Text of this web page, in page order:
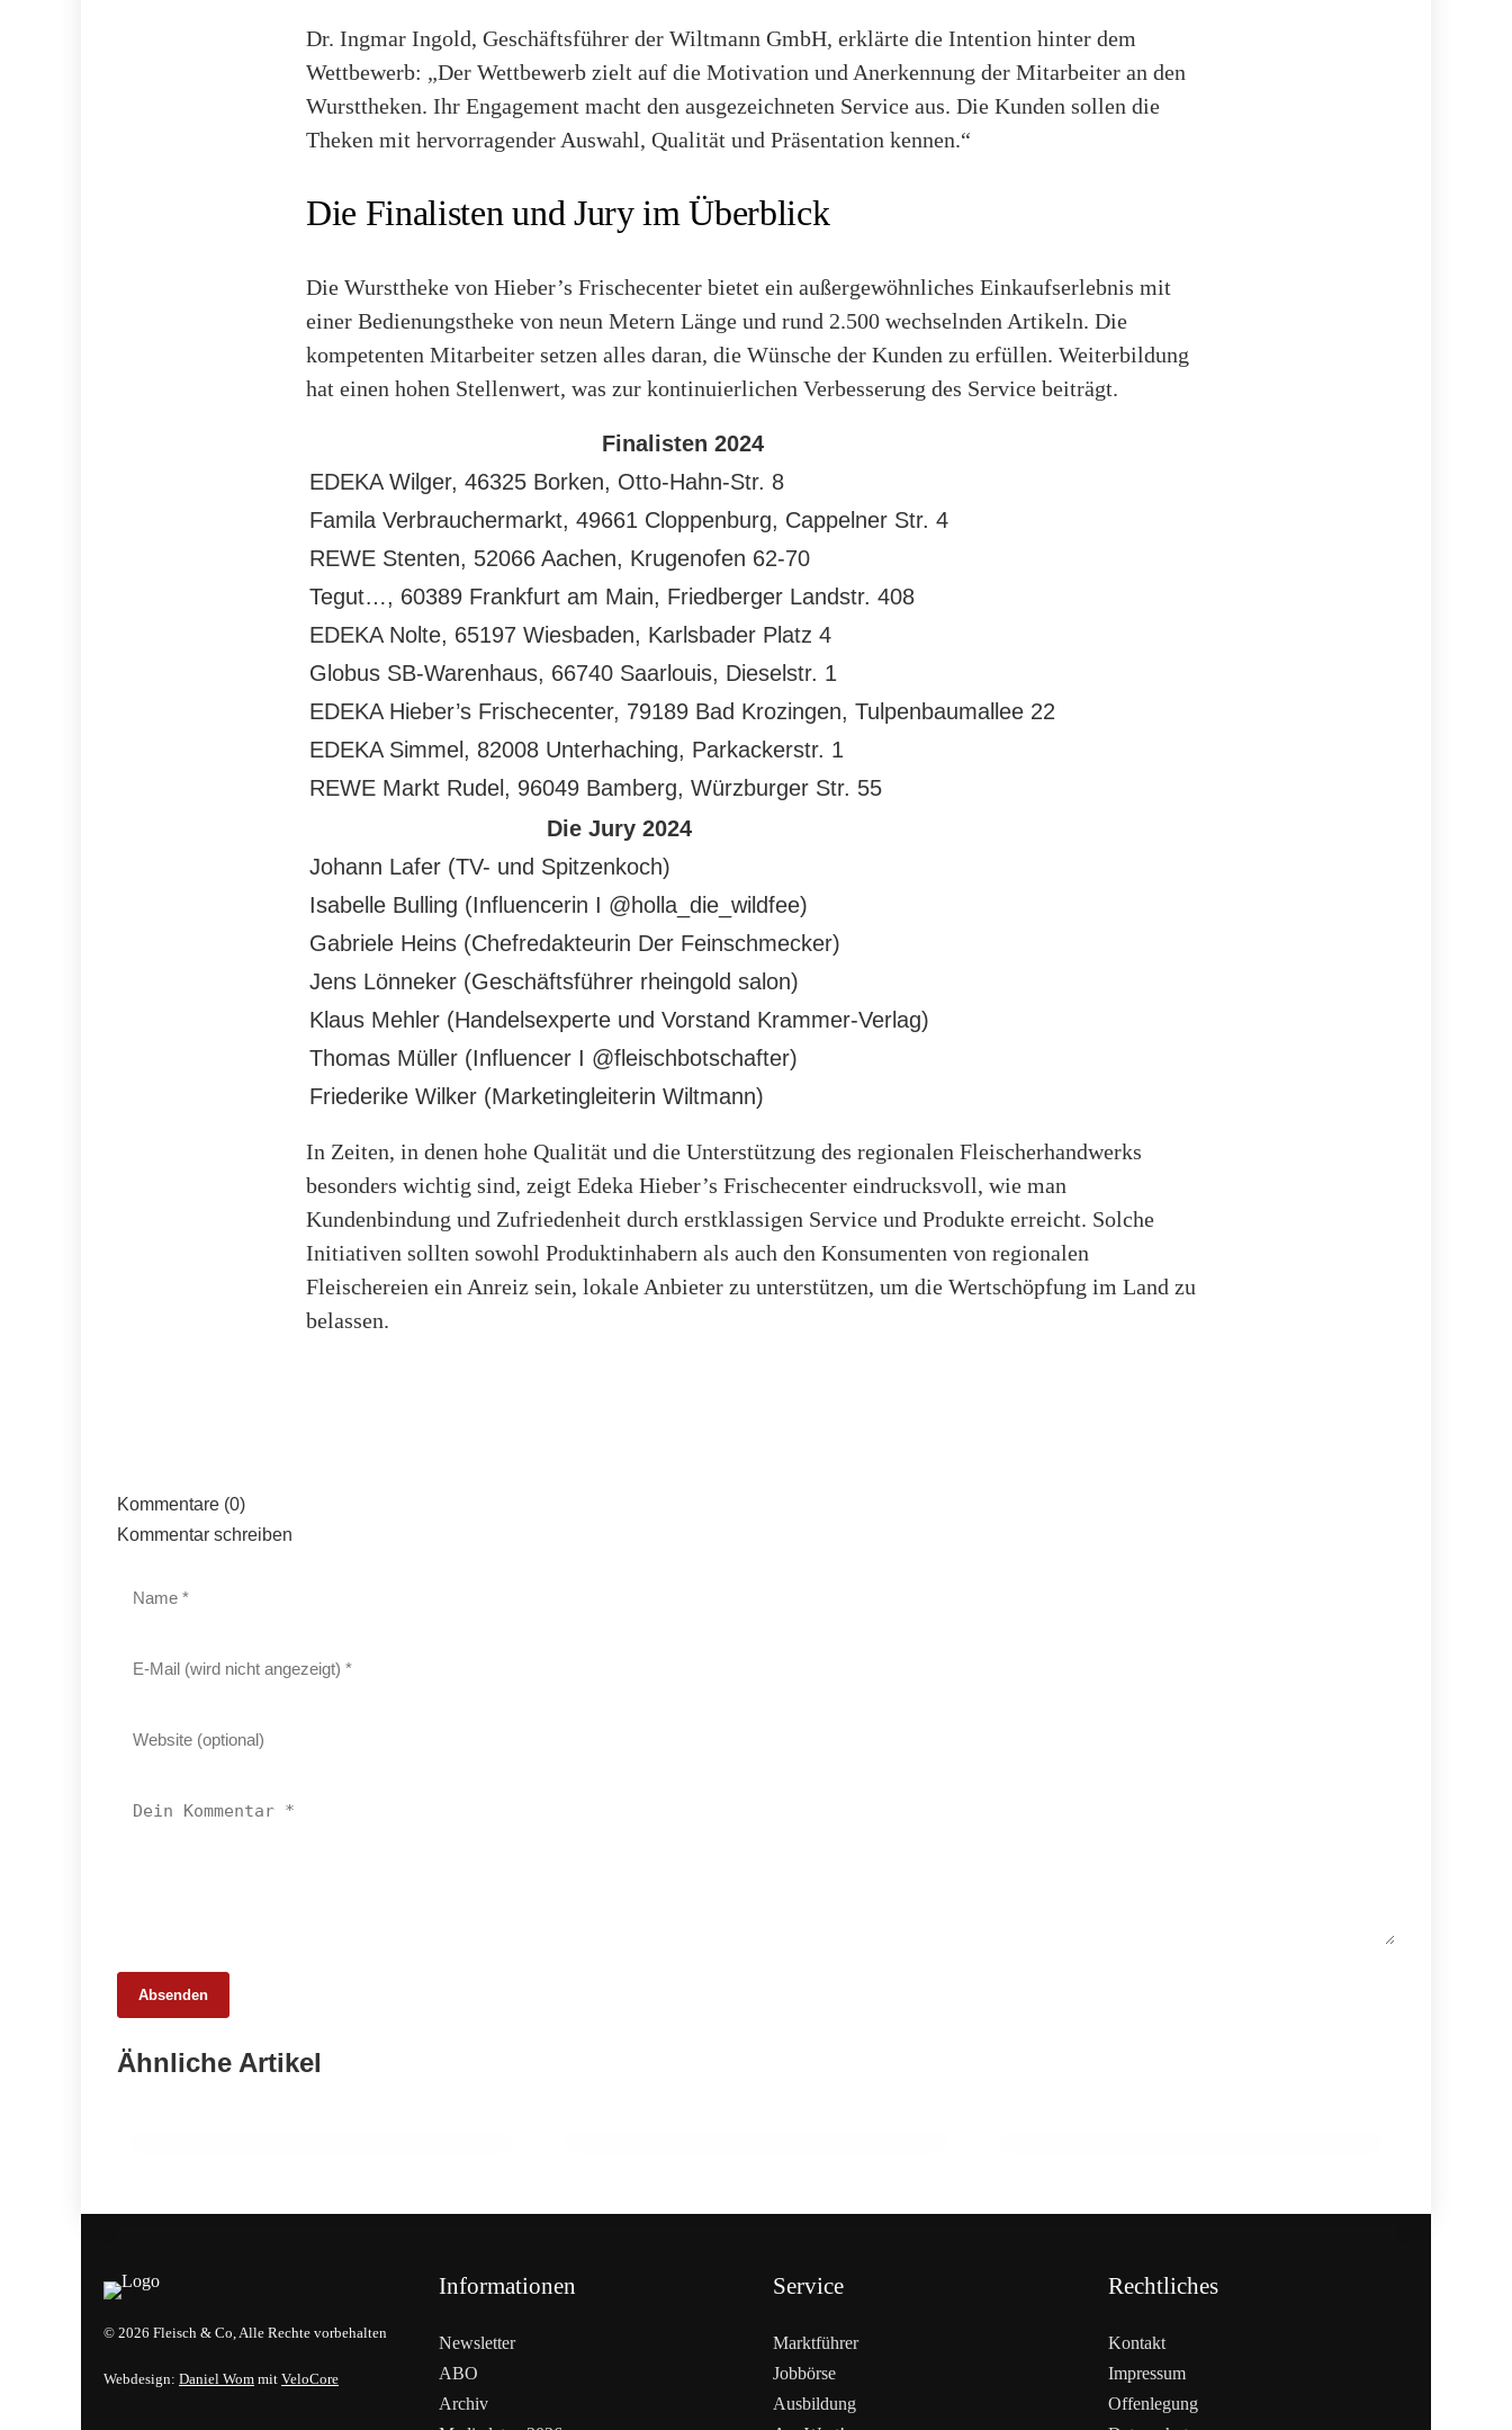
Dr. Ingmar Ingold, Geschäftsführer der Wiltmann GmbH, erklärte die Intention hinter dem
Wettbewerb: „Der Wettbewerb zielt auf die Motivation und Anerkennung der Mitarbeiter an den
Wursttheken. Ihr Engagement macht den ausgezeichneten Service aus. Die Kunden sollen die
Theken mit hervorragender Auswahl, Qualität und Präsentation kennen.“
Die Finalisten und Jury im Überblick
Die Wursttheke von Hieber’s Frischecenter bietet ein außergewöhnliches Einkaufserlebnis mit
einer Bedienungstheke von neun Metern Länge und rund 2.500 wechselnden Artikeln. Die
kompetenten Mitarbeiter setzen alles daran, die Wünsche der Kunden zu erfüllen. Weiterbildung
hat einen hohen Stellenwert, was zur kontinuierlichen Verbesserung des Service beiträgt.
Finalisten 2024
EDEKA Wilger, 46325 Borken, Otto-Hahn-Str. 8
Famila Verbrauchermarkt, 49661 Cloppenburg, Cappelner Str. 4
REWE Stenten, 52066 Aachen, Krugenofen 62-70
Tegut…, 60389 Frankfurt am Main, Friedberger Landstr. 408
EDEKA Nolte, 65197 Wiesbaden, Karlsbader Platz 4
Globus SB-Warenhaus, 66740 Saarlouis, Dieselstr. 1
EDEKA Hieber’s Frischecenter, 79189 Bad Krozingen, Tulpenbaumallee 22
EDEKA Simmel, 82008 Unterhaching, Parkackerstr. 1
REWE Markt Rudel, 96049 Bamberg, Würzburger Str. 55
Die Jury 2024
Johann Lafer (TV- und Spitzenkoch)
Isabelle Bulling (Influencerin I @holla_die_wildfee)
Gabriele Heins (Chefredakteurin Der Feinschmecker)
Jens Lönneker (Geschäftsführer rheingold salon)
Klaus Mehler (Handelsexperte und Vorstand Krammer-Verlag)
Thomas Müller (Influencer I @fleischbotschafter)
Friederike Wilker (Marketingleiterin Wiltmann)
In Zeiten, in denen hohe Qualität und die Unterstützung des regionalen Fleischerhandwerks
besonders wichtig sind, zeigt Edeka Hieber’s Frischecenter eindrucksvoll, wie man
Kundenbindung und Zufriedenheit durch erstklassigen Service und Produkte erreicht. Solche
Initiativen sollten sowohl Produktinhabern als auch den Konsumenten von regionalen
Fleischereien ein Anreiz sein, lokale Anbieter zu unterstützen, um die Wertschöpfung im Land zu
belassen.
Kommentare (0)
Kommentar schreiben
Absenden
Ähnliche Artikel
Netzwerktreffen stärkt Frauen der
WEITERLESEN
© 2026 Fleisch & Co, Alle Rechte vorbehalten
Webdesign: Daniel Wom mit VeloCore
Informationen
Newsletter
ABO
Archiv
Service
Marktführer
Jobbörse
Ausbildung
Rechtliches
Kontakt
Impressum
Offenlegung